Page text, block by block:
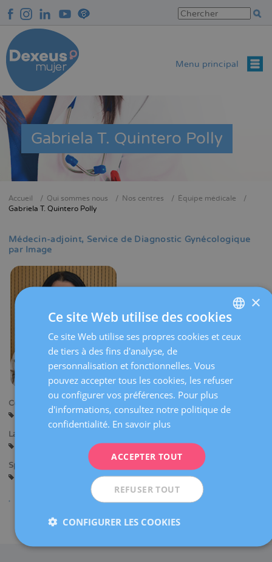
au
contenu
principal
Menu principal
Gabriela T. Quintero Polly
Fil
Accueil Qui sommes nous Nos centres
Équipe médicale
Gabriela T. Quintero Polly
Médecin-adjoint Service de Diagnostic Gynécologique
par Image
Centres:
Barcelone
Langues:
Spécialités:
Diagnostic Gynécologique par l’Image
SPANISH
×
Ce site Web utilise des cookies
Ce site Web utilise ses propres cookies et ceux
de tiers à des fins d'analyse, de
personnalisation et fonctionnelles. Vous
pouvez accepter tous les cookies, les refuser
ou configurer vos préférences. Pour plus
d'informations, consultez notre politique de
confidentialité. En savoir plus
ACCEPTER TOUT
REFUSER TOUT
CONFIGURER LES COOKIES